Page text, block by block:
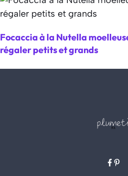
Focaccia à la Nutella
régaler petits et grands